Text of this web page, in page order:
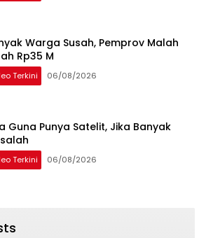
Warga Susah, Pemprov Malah
Rp35 M
Terkini 06/08/2026
Guna Punya Satelit, Jika Banyak
Terkini 06/08/2026